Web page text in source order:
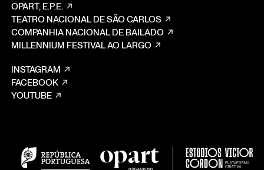
OPART, E.P.E.
TEATRO NACIONAL DE SÃO CARLOS
COMPANHIA NACIONAL DE BAILADO
MILLENNIUM FESTIVAL AO LARGO
INSTAGRAM
FACEBOOK
YOUTUBE